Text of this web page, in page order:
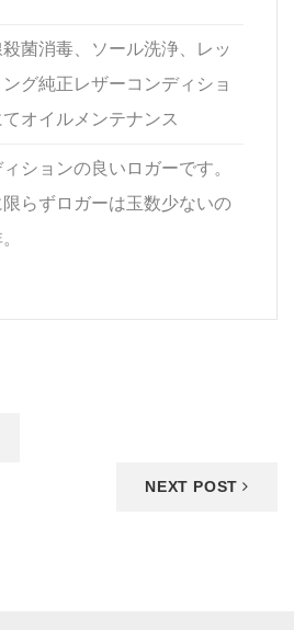
菌消毒、ソール洗浄、レッ
ング純正レザーコンディショ
オイルメンテナンス
ションの良いロガーです。
限らずロガーは玉数少ないの
NEXT POST